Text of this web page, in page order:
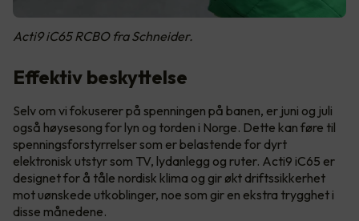
Acti9 iC65 RCBO fra Schneider.
Effektiv beskyttelse
Selv om vi fokuserer på spenningen på banen, er juni og juli
også høysesong for lyn og torden i Norge. Dette kan føre til
spenningsforstyrrelser som er belastende for dyrt
elektronisk utstyr som TV, lydanlegg og ruter. Acti9 iC65 er
designet for å tåle nordisk klima og gir økt driftssikkerhet
mot uønskede utkoblinger, noe som gir en ekstra trygghet i
disse månedene.